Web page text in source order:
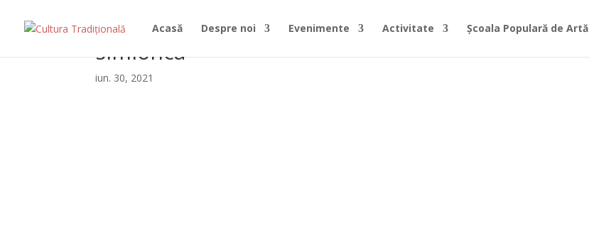
Acasă Despre noi Evenimente Activitate Școala Populară de Artă
simionca
iun. 30, 2021